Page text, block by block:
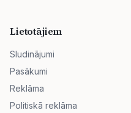
Lietotājiem
Sludinājumi
Pasākumi
Reklāma
Politiskā reklāma